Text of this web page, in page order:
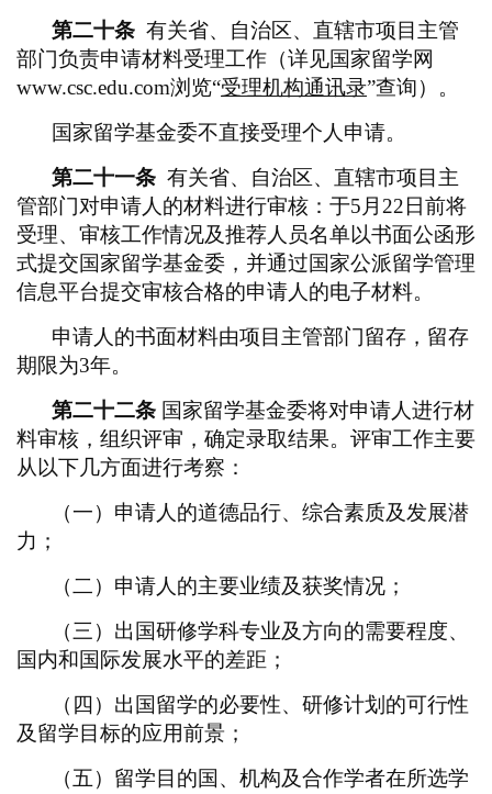
第二十条 有关省、自治区、直辖市项目主管
部门负责申请材料受理工作（详见国家留学网
www.csc.edu.com浏览“受理机构通讯录”查询）。
国家留学基金委不直接受理个人申请。
第二十一条 有关省、自治区、直辖市项目主
管部门对申请人的材料进行审核：于5月22日前将
受理、审核工作情况及推荐人员名单以书面公函形
式提交国家留学基金委，并通过国家公派留学管理
信息平台提交审核合格的申请人的电子材料。
申请人的书面材料由项目主管部门留存，留存
期限为3年。
第二十二条 国家留学基金委将对申请人进行材
料审核，组织评审，确定录取结果。评审工作主要
从以下几方面进行考察：
（一）申请人的道德品行、综合素质及发展潜
力；
（二）申请人的主要业绩及获奖情况；
（三）出国研修学科专业及方向的需要程度、
国内和国际发展水平的差距；
（四）出国留学的必要性、研修计划的可行性
及留学目标的应用前景；
（五）留学目的国、机构及合作学者在所选学